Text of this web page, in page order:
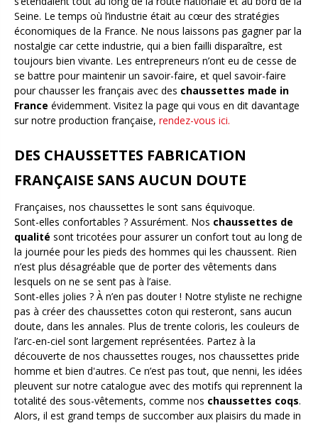
Seine. Le temps où l’industrie était au cœur des stratégies
économiques de la France. Ne nous laissons pas gagner par la
nostalgie car cette industrie, qui a bien failli disparaître, est
toujours bien vivante. Les entrepreneurs n’ont eu de cesse de
se battre pour maintenir un savoir-faire, et quel savoir-faire
pour chausser les français avec des chaussettes made in
France évidemment. Visitez la page qui vous en dit davantage
sur notre production française, rendez-vous ici.
DES CHAUSSETTES FABRICATION
FRANÇAISE SANS AUCUN DOUTE
Françaises, nos chaussettes le sont sans équivoque.
Sont-elles confortables ? Assurément. Nos chaussettes de
qualité sont tricotées pour assurer un confort tout au long de
la journée pour les pieds des hommes qui les chaussent. Rien
n’est plus désagréable que de porter des vêtements dans
lesquels on ne se sent pas à l’aise.
Sont-elles jolies ? À n’en pas douter ! Notre styliste ne rechigne
pas à créer des chaussettes coton qui resteront, sans aucun
doute, dans les annales. Plus de trente coloris, les couleurs de
l’arc-en-ciel sont largement représentées. Partez à la
découverte de nos chaussettes rouges, nos chaussettes pride
homme et bien d'autres. Ce n’est pas tout, que nenni, les idées
pleuvent sur notre catalogue avec des motifs qui reprennent la
totalité des sous-vêtements, comme nos chaussettes coqs.
Alors, il est grand temps de succomber aux plaisirs du made in